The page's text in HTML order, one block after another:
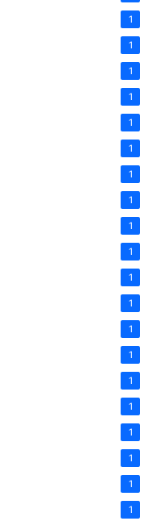
1
1
1
1
1
1
1
1
1
1
1
1
1
1
1
1
1
1
1
1